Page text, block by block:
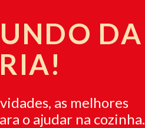
DA
as melhores
o ajudar na cozinha.